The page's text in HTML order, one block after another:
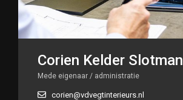
Corien Kelder Slotman
Mede eigenaar / administratie
corien@vdvegtinterieurs.nl